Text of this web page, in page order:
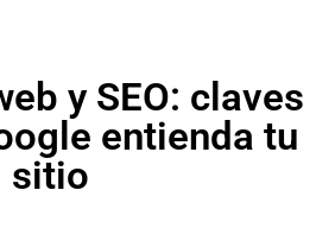
y SEO: claves
entienda tu
sitio